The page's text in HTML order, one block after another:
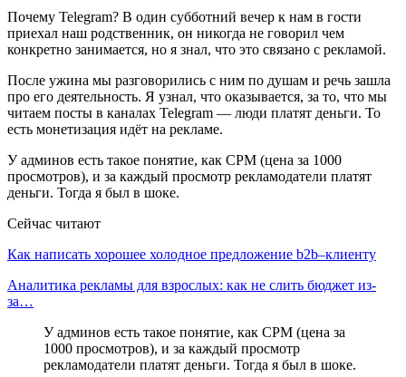
Почему Telegram? В один субботний вечер к нам в гости
приехал наш родственник, он никогда не говорил чем
конкретно занимается, но я знал, что это связано с рекламой.
После ужина мы разговорились с ним по душам и речь зашла
про его деятельность. Я узнал, что оказывается, за то, что мы
читаем посты в каналах Telegram — люди платят деньги. То
есть монетизация идёт на рекламе.
У админов есть такое понятие, как CPM (цена за 1000
просмотров), и за каждый просмотр рекламодатели платят
деньги. Тогда я был в шоке.
Сейчас читают
Как написать хорошее холодное предложение b2b–клиенту
Аналитика рекламы для взрослых: как не слить бюджет из-
за…
У админов есть такое понятие, как CPM (цена за
1000 просмотров), и за каждый просмотр
рекламодатели платят деньги. Тогда я был в шоке.